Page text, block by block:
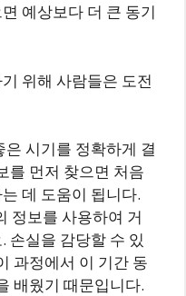
예상보다 더 큰 동기
위해 사람들은 도전
시기를 정확하게 결
를 먼저 찾으면 처음
데 도움이 됩니다.
정보를 사용하여 거
손실을 감당할 수 있
과정에서 이 기간 동
배웠기 때문입니다.